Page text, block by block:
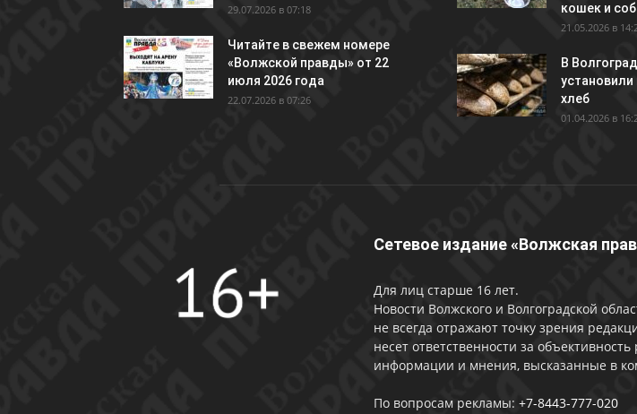
29.07.2026 в 07:18
Читайте в свежем номере
«Волжской правды» от 22
июля 2026 года
22.07.2026 в 07:26
кошек и
21.05.2026 в
В
хлеб
01.04.2026 в
Сетевое издание «Волжская
Для лиц старше 16 лет.
Новости Волжского и Волгоградской
не всегда отражают точку зрения
несет ответственности за
информации и мнения, высказанные в
По вопросам рекламы: +7-8443-777-020